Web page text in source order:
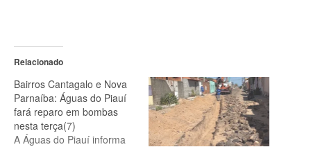
Relacionado
Bairros Cantagalo e Nova
Parnaíba: Águas do Piauí
fará reparo em bombas
nesta terça(7)
A Águas do Piauí informa